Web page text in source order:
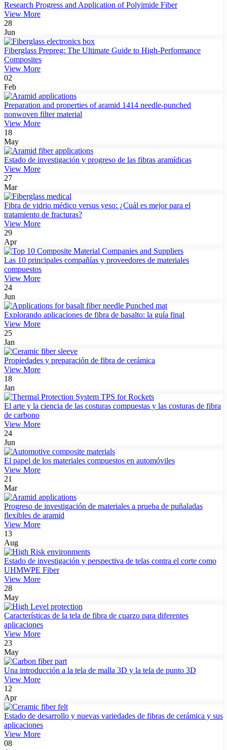
Research Progress and Application of Polyimide Fiber
View More
28
Jun
Fiberglass Prepreg: The Ultimate Guide to High-Performance
Composites
View More
02
Feb
Preparation and properties of aramid 1414 needle-punched
nonwoven filter material
View More
18
May
Estado de investigación y progreso de las fibras aramídicas
View More
27
Mar
Fibra de vidrio médico versus yeso: ¿Cuál es mejor para el
tratamiento de fracturas?
View More
29
Apr
Las 10 principales compañías y proveedores de materiales
compuestos
View More
24
Jun
Explorando aplicaciones de fibra de basalto: la guía final
View More
25
Jan
Propiedades y preparación de fibra de cerámica
View More
18
Jan
El arte y la ciencia de las costuras compuestas y las costuras de fibra
de carbono
View More
24
Jun
El papel de los materiales compuestos en automóviles
View More
21
Mar
Progreso de investigación de materiales a prueba de puñaladas
flexibles de aramid
View More
13
Aug
Estado de investigación y perspectiva de telas contra el corte como
UHMWPE Fiber
View More
28
May
Características de la tela de fibra de cuarzo para diferentes
aplicaciones
View More
23
May
Una introducción a la tela de malla 3D y la tela de punto 3D
View More
12
Apr
Estado de desarrollo y nuevas variedades de fibras de cerámica y sus
aplicaciones
View More
08